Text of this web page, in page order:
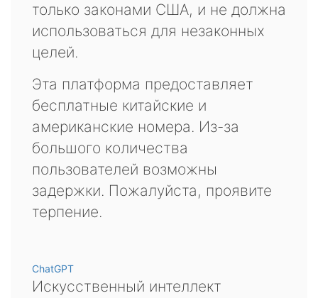
только законами США, и не должна
использоваться для незаконных
целей.
Эта платформа предоставляет
бесплатные китайские и
американские номера. Из-за
большого количества
пользователей возможны
задержки. Пожалуйста, проявите
терпение.
ChatGPT
Искусственный интеллект